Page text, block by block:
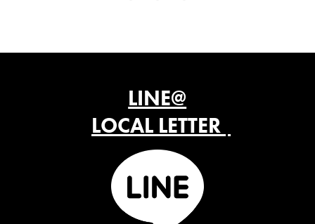
LINE@
LOCAL LETTER